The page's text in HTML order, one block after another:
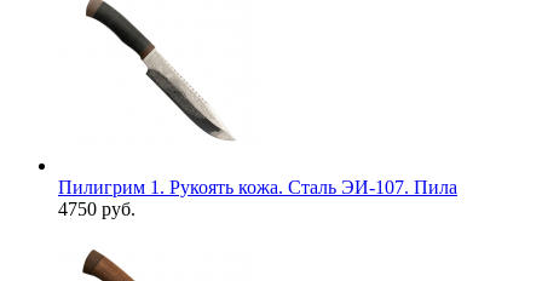
Пилигрим 1. Рукоять кожа. Сталь ЭИ-107. Пила
4750 руб.